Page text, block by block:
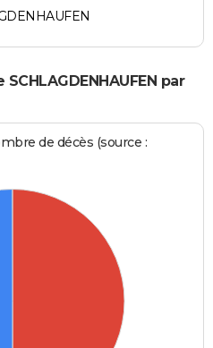
par
de décès (source :